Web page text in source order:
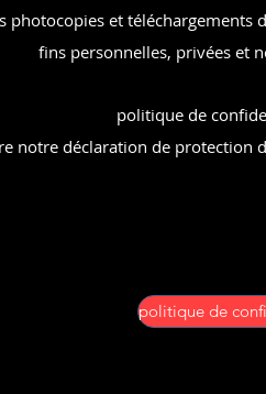
photocopies et téléchargements
fins personnelles, privées et
politique de
notre déclaration de protection
politique de